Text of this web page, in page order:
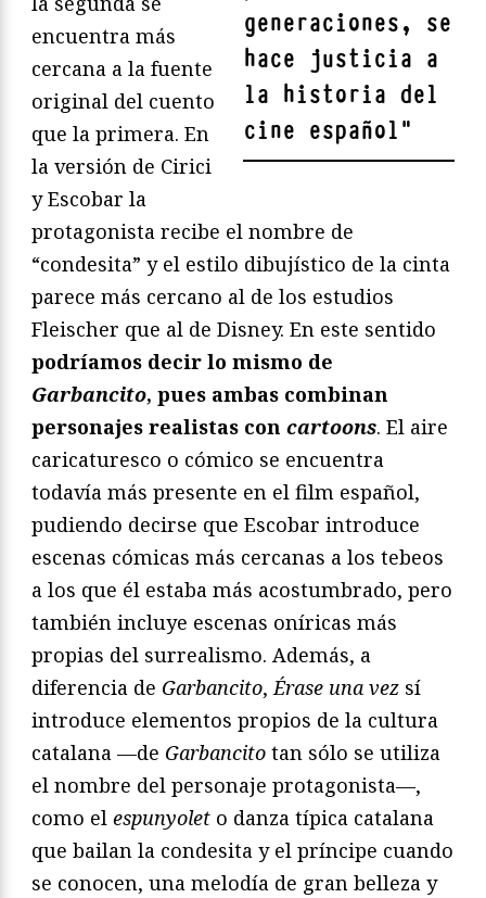
generaciones, se
hace justicia a
la historia del
cine español"
encuentra más
cercana a la fuente
original del cuento
que la primera. En
la versión de Cirici
y Escobar la
protagonista recibe el nombre de
“condesita” y el estilo dibujístico de la cinta
parece más cercano al de los estudios
Fleischer que al de Disney. En este sentido
podríamos decir lo mismo de
Garbancito, pues ambas combinan
personajes realistas con cartoons. El aire
caricaturesco o cómico se encuentra
todavía más presente en el film español,
pudiendo decirse que Escobar introduce
escenas cómicas más cercanas a los tebeos
a los que él estaba más acostumbrado, pero
también incluye escenas oníricas más
propias del surrealismo. Además, a
diferencia de Garbancito,Érase una vez sí
introduce elementos propios de la cultura
catalana —de Garbancito tan sólo se utiliza
el nombre del personaje protagonista—,
como el espunyolet o danza típica catalana
que bailan la condesita y el príncipe cuando
se conocen, una melodía de gran belleza y